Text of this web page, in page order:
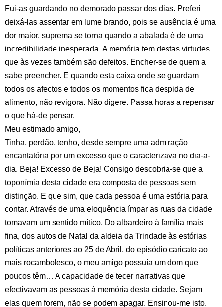
Fui-as guardando no demorado passar dos dias. Preferi
deixá-las assentar em lume brando, pois se ausência é uma
dor maior, suprema se torna quando a abalada é de uma
incredibilidade inesperada. A memória tem destas virtudes
que às vezes também são defeitos. Encher-se de quem a
sabe preencher. E quando esta caixa onde se guardam
todos os afectos e todos os momentos fica despida de
alimento, não revigora. Não digere. Passa horas a repensar
o que há-de pensar.
Meu estimado amigo,
Tinha, perdão, tenho, desde sempre uma admiração
encantatória por um excesso que o caracterizava no dia-a-
dia. Beja! Excesso de Beja! Consigo descobria-se que a
toponímia desta cidade era composta de pessoas sem
distinção. E que sim, que cada pessoa é uma estória para
contar. Através de uma eloquência ímpar as ruas da cidade
tomavam um sentido mítico. Do albardeiro à família mais
fina, dos autos de Natal da aldeia da Trindade às estórias
políticas anteriores ao 25 de Abril, do episódio caricato ao
mais rocambolesco, o meu amigo possuía um dom que
poucos têm… A capacidade de tecer narrativas que
efectivavam as pessoas à memória desta cidade. Sejam
elas quem forem, não se podem apagar. Ensinou-me isto.